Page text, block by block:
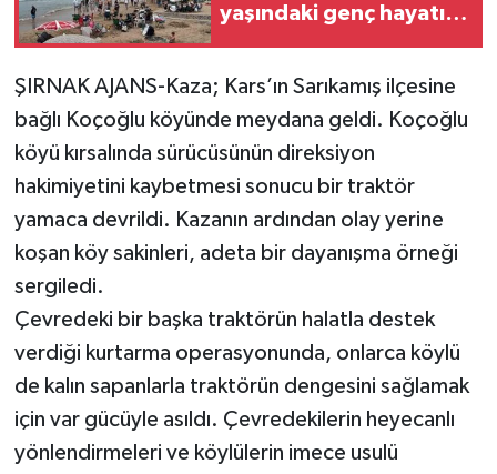
yaşındaki genç hayatını
ŞIRNAK AJANS-Kaza; Kars’ın Sarıkamış ilçesine
bağlı Koçoğlu köyünde meydana geldi. Koçoğlu
köyü kırsalında sürücüsünün direksiyon
hakimiyetini kaybetmesi sonucu bir traktör
yamaca devrildi. Kazanın ardından olay yerine
koşan köy sakinleri, adeta bir dayanışma örneği
sergiledi.
Çevredeki bir başka traktörün halatla destek
verdiği kurtarma operasyonunda, onlarca köylü
de kalın sapanlarla traktörün dengesini sağlamak
için var gücüyle asıldı. Çevredekilerin heyecanlı
yönlendirmeleri ve köylülerin imece usulü